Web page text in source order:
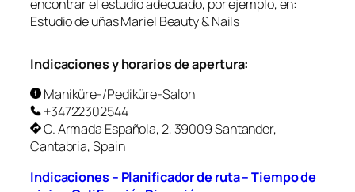
encontrar el estudio adecuado, por ejemplo, en:
Estudio de uñas Mariel Beauty & Nails
Indicaciones y horarios de apertura:
Maniküre-/Pediküre-Salon
+34722302544
C. Armada Española, 2, 39009 Santander,
Cantabria, Spain
Indicaciones – Planificador de ruta – Tiempo de